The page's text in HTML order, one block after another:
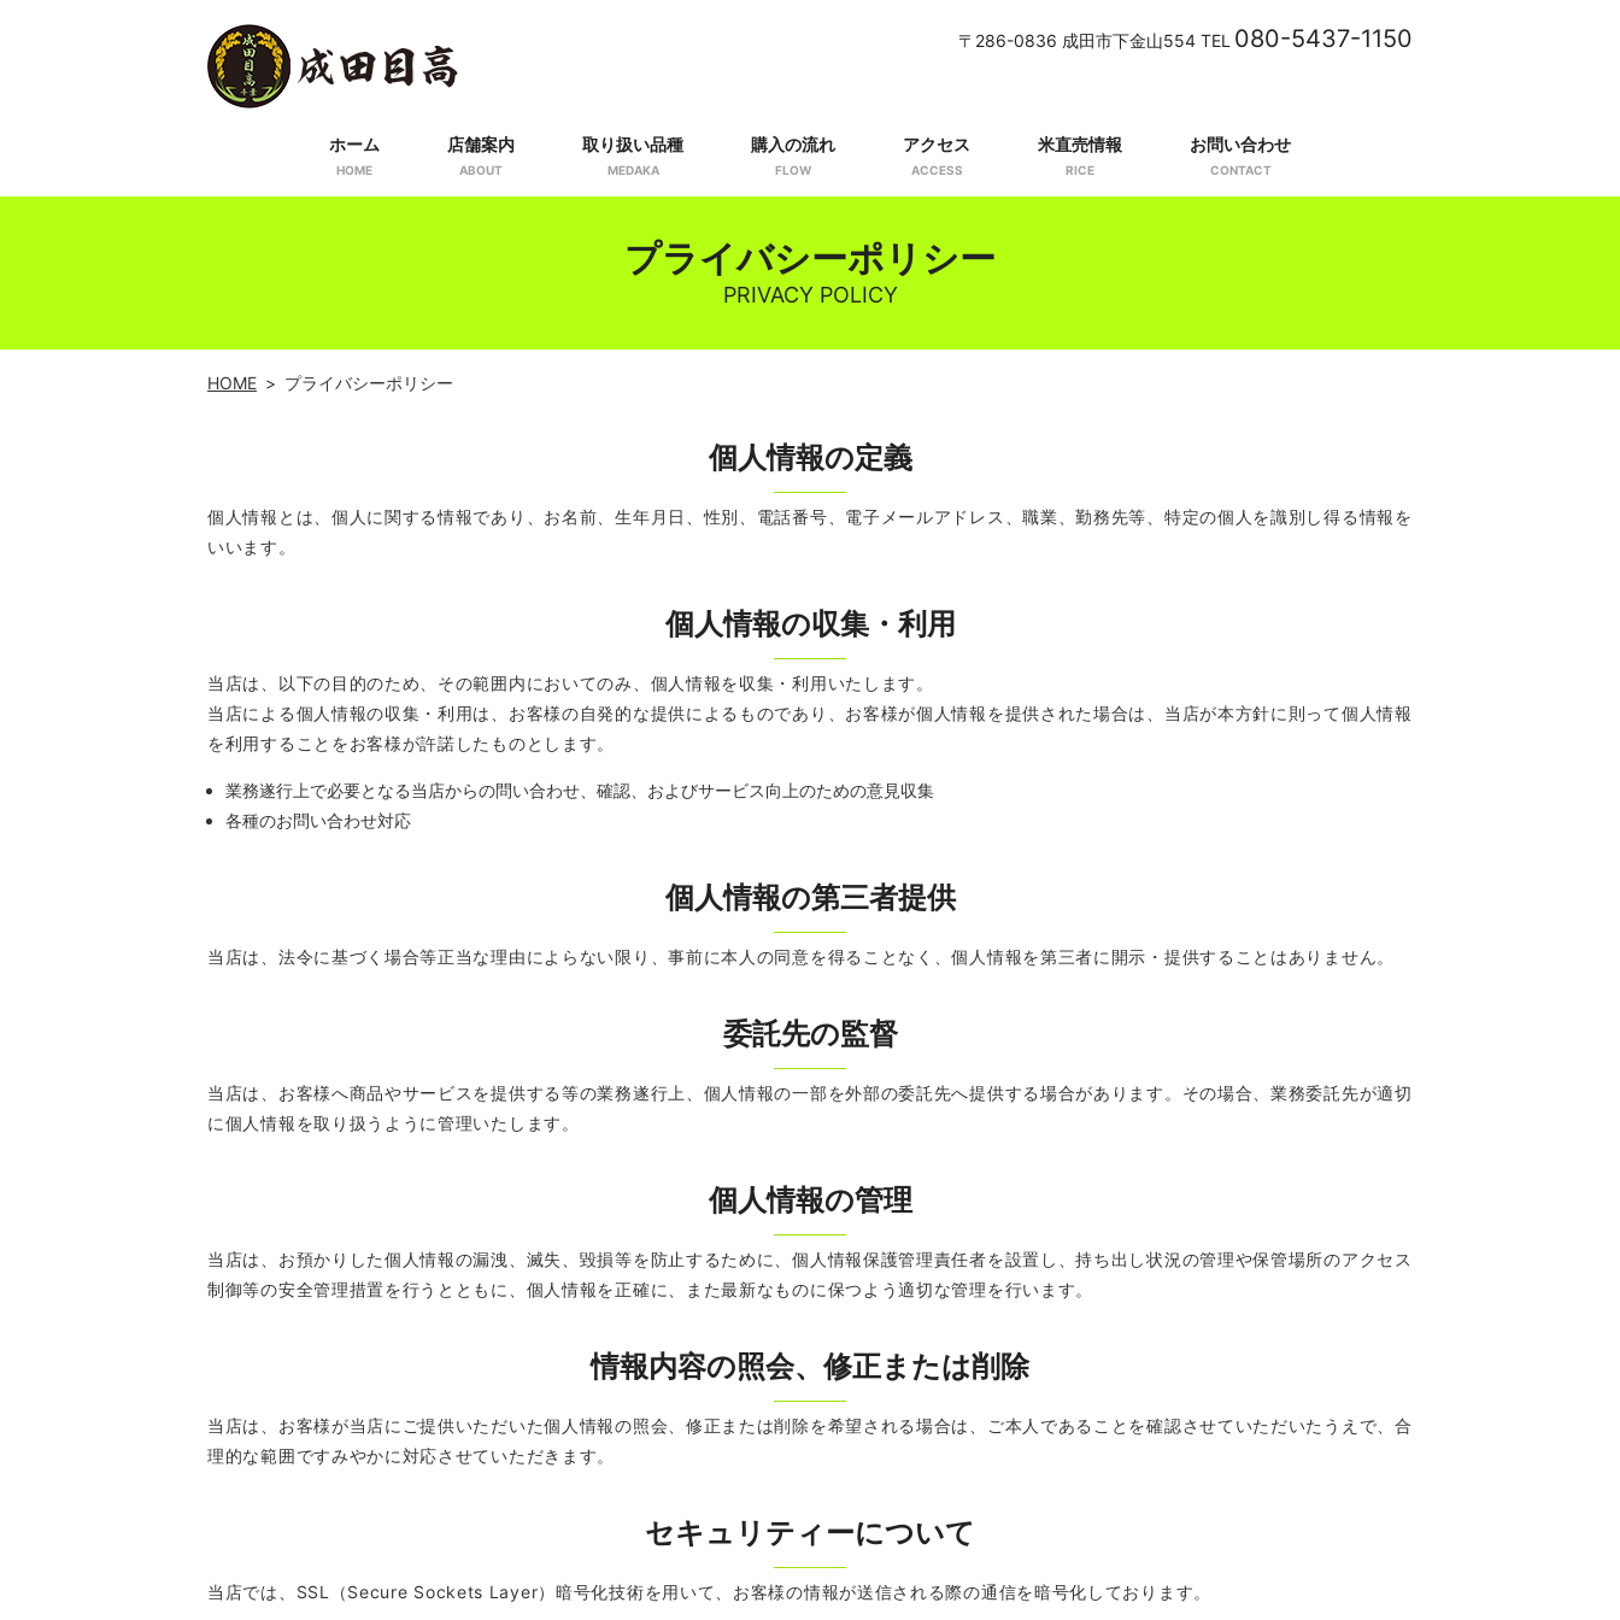
〒286-0836 成田市下金山554 TEL 080-5437-1150
ホーム
HOME
店舗案内
ABOUT
取り扱い品種
MEDAKA
購入の流れ
FLOW
アクセス
ACCESS
米直売情報
RICE
お問い合わせ
CONTACT
プライバシーポリシー
PRIVACY POLICY
HOME プライバシーポリシー
個人情報の定義
個人情報とは、個人に関する情報であり、お名前、生年月日、性別、電話番号、電子メールアドレス、職業、勤務先等、特定の個人を識別し得る情報を
いいます。
個人情報の収集・利用
当店は、以下の目的のため、その範囲内においてのみ、個人情報を収集・利用いたします。
当店による個人情報の収集・利用は、お客様の自発的な提供によるものであり、お客様が個人情報を提供された場合は、当店が本方針に則って個人情報
を利用することをお客様が許諾したものとします。
業務遂行上で必要となる当店からの問い合わせ、確認、およびサービス向上のための意見収集
各種のお問い合わせ対応
個人情報の第三者提供
当店は、法令に基づく場合等正当な理由によらない限り、事前に本人の同意を得ることなく、個人情報を第三者に開示・提供することはありません。
委託先の監督
当店は、お客様へ商品やサービスを提供する等の業務遂行上、個人情報の一部を外部の委託先へ提供する場合があります。その場合、業務委託先が適切
に個人情報を取り扱うように管理いたします。
個人情報の管理
当店は、お預かりした個人情報の漏洩、滅失、毀損等を防止するために、個人情報保護管理責任者を設置し、持ち出し状況の管理や保管場所のアクセス
制御等の安全管理措置を行うとともに、個人情報を正確に、また最新なものに保つよう適切な管理を行います。
情報内容の照会、修正または削除
当店は、お客様が当店にご提供いただいた個人情報の照会、修正または削除を希望される場合は、ご本人であることを確認させていただいたうえで、合
理的な範囲ですみやかに対応させていただきます。
セキュリティーについて
当店では、SSL（Secure Sockets Layer）暗号化技術を用いて、お客様の情報が送信される際の通信を暗号化しております。